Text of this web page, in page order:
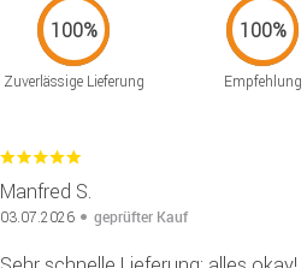
Zuverlässige Lieferung Empfehlung
Manfred S.
03.07.2026 geprüfter Kauf